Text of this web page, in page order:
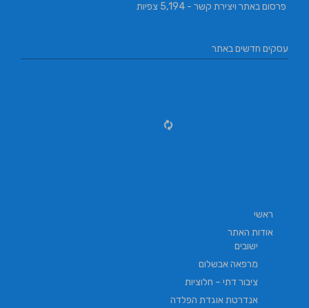
פרסום באתר ויצירת קשר - 5,194 צפיות
עסקים חדשים באתר
ראשי
אודות האתר
ישובים
מרפאה אבשלום
ציבור דתי – חלוציות
אנדרטת אוגדת הפלדה